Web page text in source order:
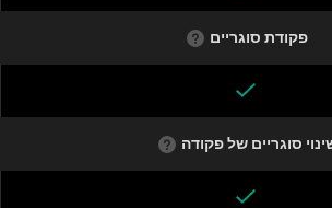
פקודת סוגריים
סוגריים של פקודה